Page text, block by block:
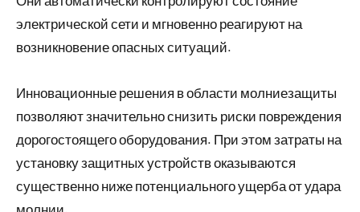
электрической сети и мгновенно реагируют на
возникновение опасных ситуаций.
Инновационные решения в области молниезащиты
позволяют значительно снизить риски повреждения
дорогостоящего оборудования. При этом затраты на
установку защитных устройств оказываются
существенно ниже потенциального ущерба от удара
молнии.